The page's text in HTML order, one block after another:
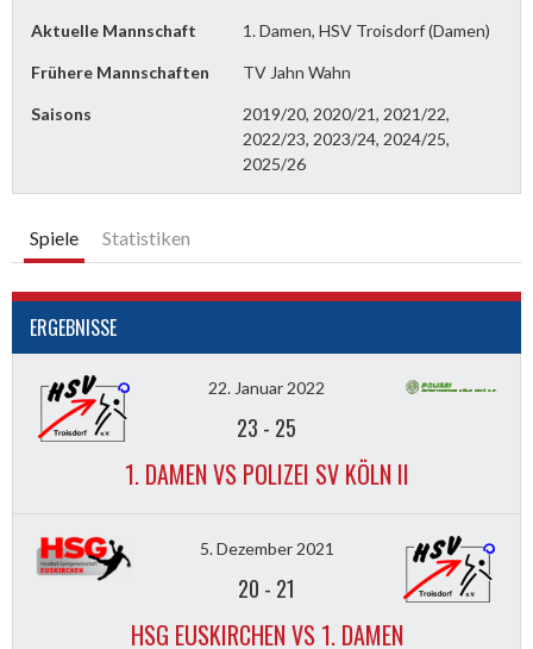
Aktuelle Mannschaft 1. Damen, HSV Troisdorf (Damen)
Frühere Mannschaften TV Jahn Wahn
Saisons
2019/20, 2020/21, 2021/22,
2022/23, 2023/24, 2024/25,
2025/26
Spiele Statistiken
ERGEBNISSE
22. Januar 2022
23 - 25
1. DAMEN VS POLIZEI SV KÖLN II
5. Dezember 2021
20 - 21
HSG EUSKIRCHEN VS 1. DAMEN